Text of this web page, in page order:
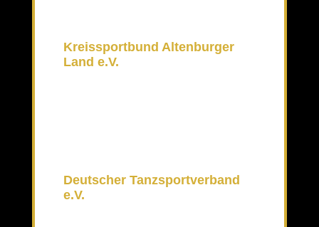
Kreissportbund Altenburger
Land e.V.
Deutscher Tanzsportverband
e.V.